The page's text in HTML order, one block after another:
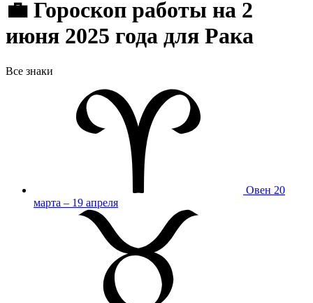
💼 Гороскоп работы на 2
июня 2025 года для Рака
Все знаки
Овен 20
марта – 19 апреля